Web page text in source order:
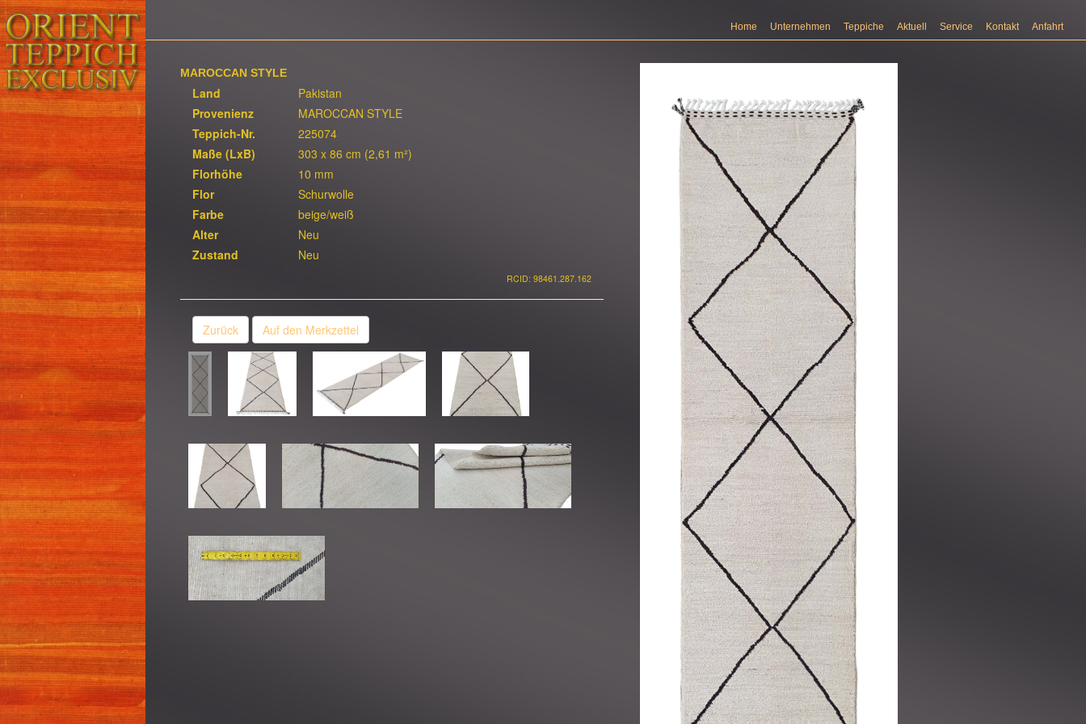
Home Unternehmen Teppiche Aktuell Service Kontakt Anfahrt
MAROCCAN STYLE
Land
Pakistan
Provenienz
MAROCCAN STYLE
Teppich-Nr.
225074
Maße (LxB)
303 x 86 cm (2,61 m²)
Florhöhe
10 mm
Flor
Schurwolle
Farbe
beige/weiß
Alter
Neu
Zustand
Neu
RCID: 98461.287.162
Zurück Auf den Merkzettel